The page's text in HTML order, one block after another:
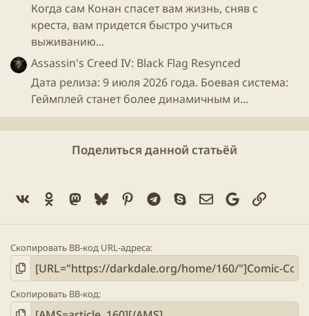
Когда сам Конан спасет вам жизнь, сняв с
креста, вам придется быстро учиться
выживанию...
Assassin's Creed IV: Black Flag Resynced
Дата релиза: 9 июля 2026 года. Боевая система:
Геймплей станет более динамичным и...
Поделиться данной статьёй
Vk Ok Mastodon
BlueskyPinterestTelegram
SkypeЭлектронная
GoogleСсылка
Скопировать BB-код URL-адреса
Скопировать BB-код